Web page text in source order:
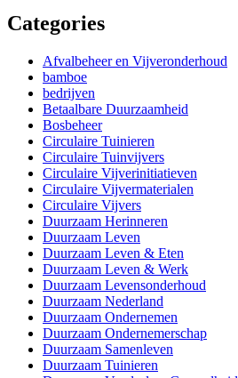
Categories
Afvalbeheer en Vijveronderhoud
bamboe
bedrijven
Betaalbare Duurzaamheid
Bosbeheer
Circulaire Tuinieren
Circulaire Tuinvijvers
Circulaire Vijverinitiatieven
Circulaire Vijvermaterialen
Circulaire Vijvers
Duurzaam Herinneren
Duurzaam Leven
Duurzaam Leven & Eten
Duurzaam Leven & Werk
Duurzaam Levensonderhoud
Duurzaam Nederland
Duurzaam Ondernemen
Duurzaam Ondernemerschap
Duurzaam Samenleven
Duurzaam Tuinieren